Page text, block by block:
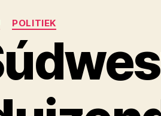
POLITIEK